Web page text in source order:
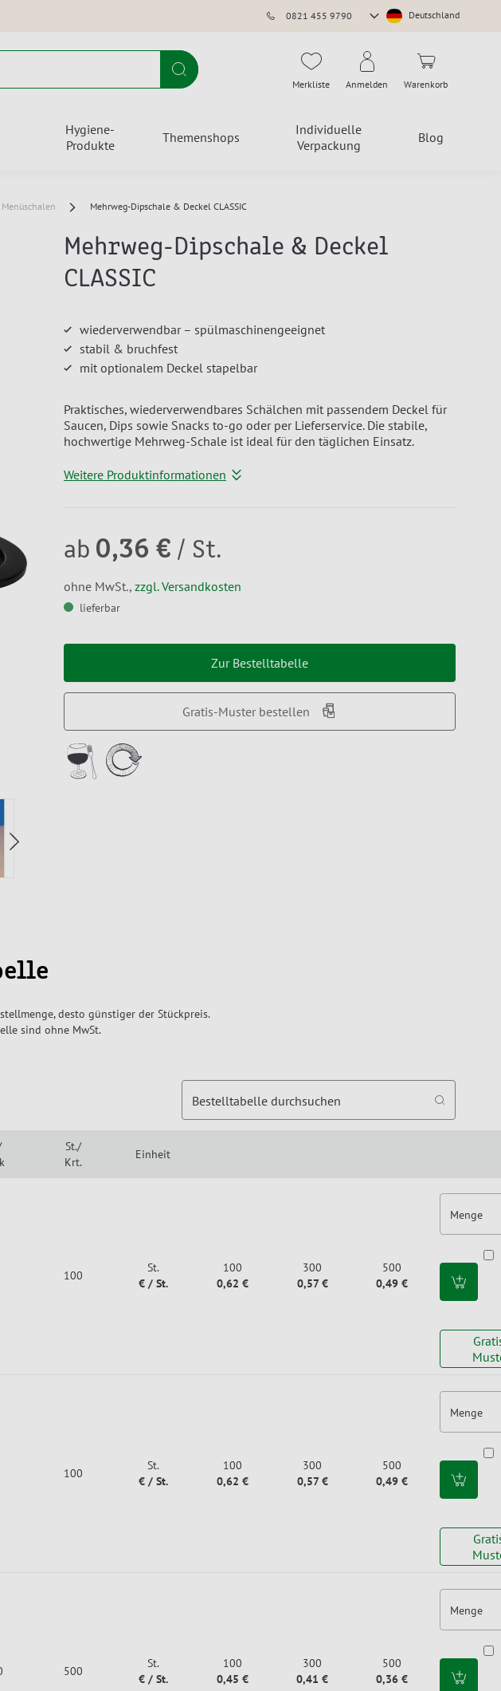
0821 455 9790
Store
Deutschland
Suche Merkliste Anmelden Warenkorb
Hygiene-
Produkte
Themenshops
Individuelle
Verpackung
Blog
Menüschalen Mehrweg-Dipschale & Deckel CLASSIC
Mehrweg-Dipschale & Deckel
CLASSIC
wiederverwendbar – spülmaschinengeeignet
stabil & bruchfest
mit optionalem Deckel stapelbar
Praktisches, wiederverwendbares Schälchen mit passendem Deckel für
Saucen, Dips sowie Snacks to-go oder per Lieferservice. Die stabile,
hochwertige Mehrweg-Schale ist ideal für den täglichen Einsatz.
Weitere Produktinformationen
ab 0,36 € / St.
ohne MwSt., zzgl. Versandkosten
lieferbar
Zur Bestelltabelle
Gratis-Muster bestellen
desto günstiger der Stückpreis.
sind ohne MwSt.
Bestelltabelle durchsuchen
St./
Krt.
Einheit
100
St.
€ / St.
100
0,62 €
300
0,57 €
500
0,49 €
Menge
100
St.
€ / St.
100
0,62 €
300
0,57 €
500
0,49 €
Menge
500
St.
€ / St.
100
0,45 €
300
0,41 €
500
0,36 €
Menge